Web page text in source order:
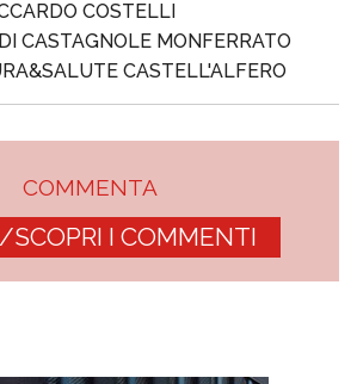
COSTELLI
CASTAGNOLE MONFERRATO
CASTELL'ALFERO
COMMENTA
SCOPRI I COMMENTI